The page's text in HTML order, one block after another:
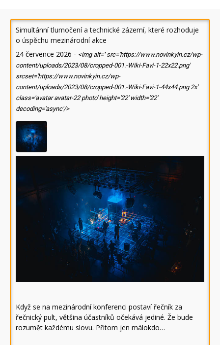
Simultánní tlumočení a technické zázemí, které rozhoduje
o úspěchu mezinárodní akce
24 července 2026 - <img alt='' src='https://www.novinkyin.cz/wp-
content/uploads/2023/08/cropped-001.-Wiki-Favi-1-22x22.png'
srcset='https://www.novinkyin.cz/wp-
content/uploads/2023/08/cropped-001.-Wiki-Favi-1-44x44.png 2x'
class='avatar avatar-22 photo' height='22' width='22'
decoding='async'/>
Když se na mezinárodní konferenci postaví řečník za
řečnický pult, většina účastníků očekává jediné. Že bude
rozumět každému slovu. Přitom jen málokdo…